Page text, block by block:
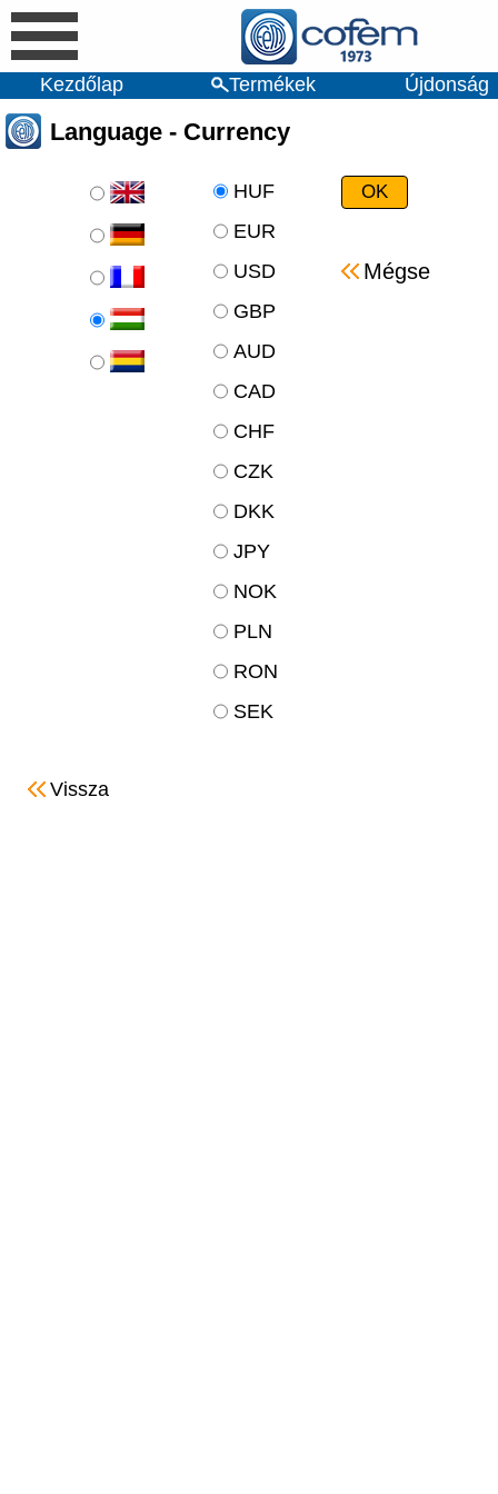
Kezdőlap Termékek Újdonság
Language - Currency
HUF
EUR
USD
Mégse
GBP
AUD
CAD
CHF
CZK
DKK
JPY
NOK
PLN
RON
SEK
Vissza